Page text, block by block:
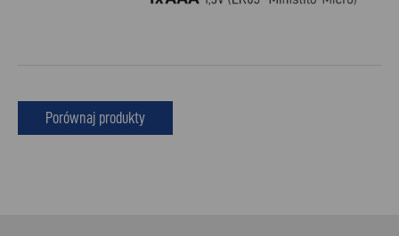
Porównaj produkty